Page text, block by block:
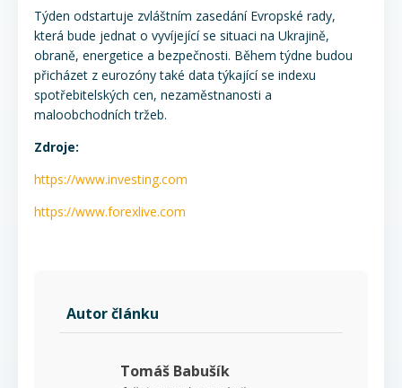
Týden odstartuje zvláštním zasedání Evropské rady,
která bude jednat o vyvíjející se situaci na Ukrajině,
obraně, energetice a bezpečnosti. Během týdne budou
přicházet z eurozóny také data týkající se indexu
spotřebitelských cen, nezaměstnanosti a
maloobchodních tržeb.
Zdroje:
https://www.investing.com
https://www.forexlive.com
Autor článku
Tomáš Babušík